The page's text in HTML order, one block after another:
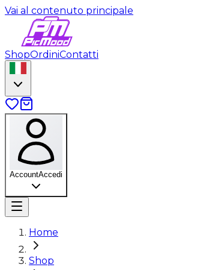
Vai al contenuto principale
ShopOrdiniContatti
AccountAccedi
Home
Shop